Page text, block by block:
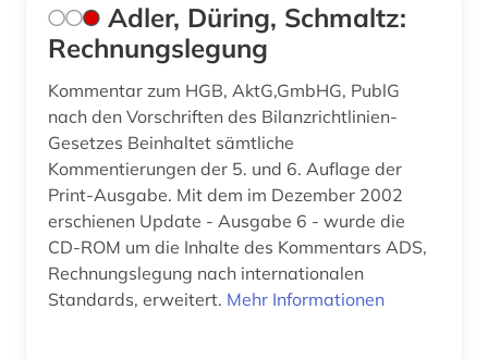
designschutz (4)
desktop-publishing (1)
deutsch (26)
deutsche philologie (1)
deutscher einwanderer (1)
Adler, Düring, Schmaltz:
Rechnungslegung
Kommentar zum HGB, AktG,GmbHG, PublG
nach den Vorschriften des Bilanzrichtlinien-
Gesetzes Beinhaltet sämtliche
Kommentierungen der 5. und 6. Auflage der
Print-Ausgabe. Mit dem im Dezember 2002
erschienen Update - Ausgabe 6 - wurde die
CD-ROM um die Inhalte des Kommentars ADS,
Rechnungslegung nach internationalen
Standards, erweitert. Mehr Informationen